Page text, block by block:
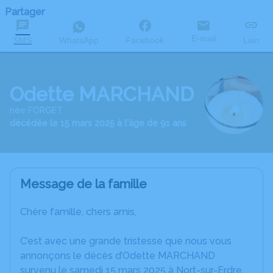
Partager
SMS WhatsApp Facebook E-mail Lien
Odette MARCHAND
née FORGET
décédée le 15 mars 2025 à l'âge de 91 ans
Message de la famille
Chère famille, chers amis,
C’est avec une grande tristesse que nous vous
annonçons le décès d’Odette MARCHAND
survenu le samedi 15 mars 2025 à Nort-sur-Erdre.